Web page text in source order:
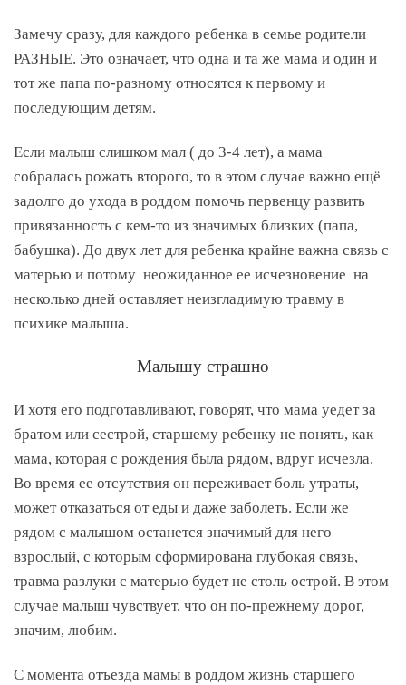
Замечу сразу, для каждого ребенка в семье родители
РАЗНЫЕ. Это означает, что одна и та же мама и один и
тот же папа по-разному относятся к первому и
последующим детям.
Если малыш слишком мал ( до 3-4 лет), а мама
собралась рожать второго, то в этом случае важно ещё
задолго до ухода в роддом помочь первенцу развить
привязанность с кем-то из значимых близких (папа,
бабушка). До двух лет для ребенка крайне важна связь с
матерью и потому неожиданное ее исчезновение на
несколько дней оставляет неизгладимую травму в
психике малыша.
Малышу страшно
И хотя его подготавливают, говорят, что мама уедет за
братом или сестрой, старшему ребенку не понять, как
мама, которая с рождения была рядом, вдруг исчезла.
Во время ее отсутствия он переживает боль утраты,
может отказаться от еды и даже заболеть. Если же
рядом с малышом останется значимый для него
взрослый, с которым сформирована глубокая связь,
травма разлуки с матерью будет не столь острой. В этом
случае малыш чувствует, что он по-прежнему дорог,
значим, любим.
С момента отъезда мамы в роддом жизнь старшего